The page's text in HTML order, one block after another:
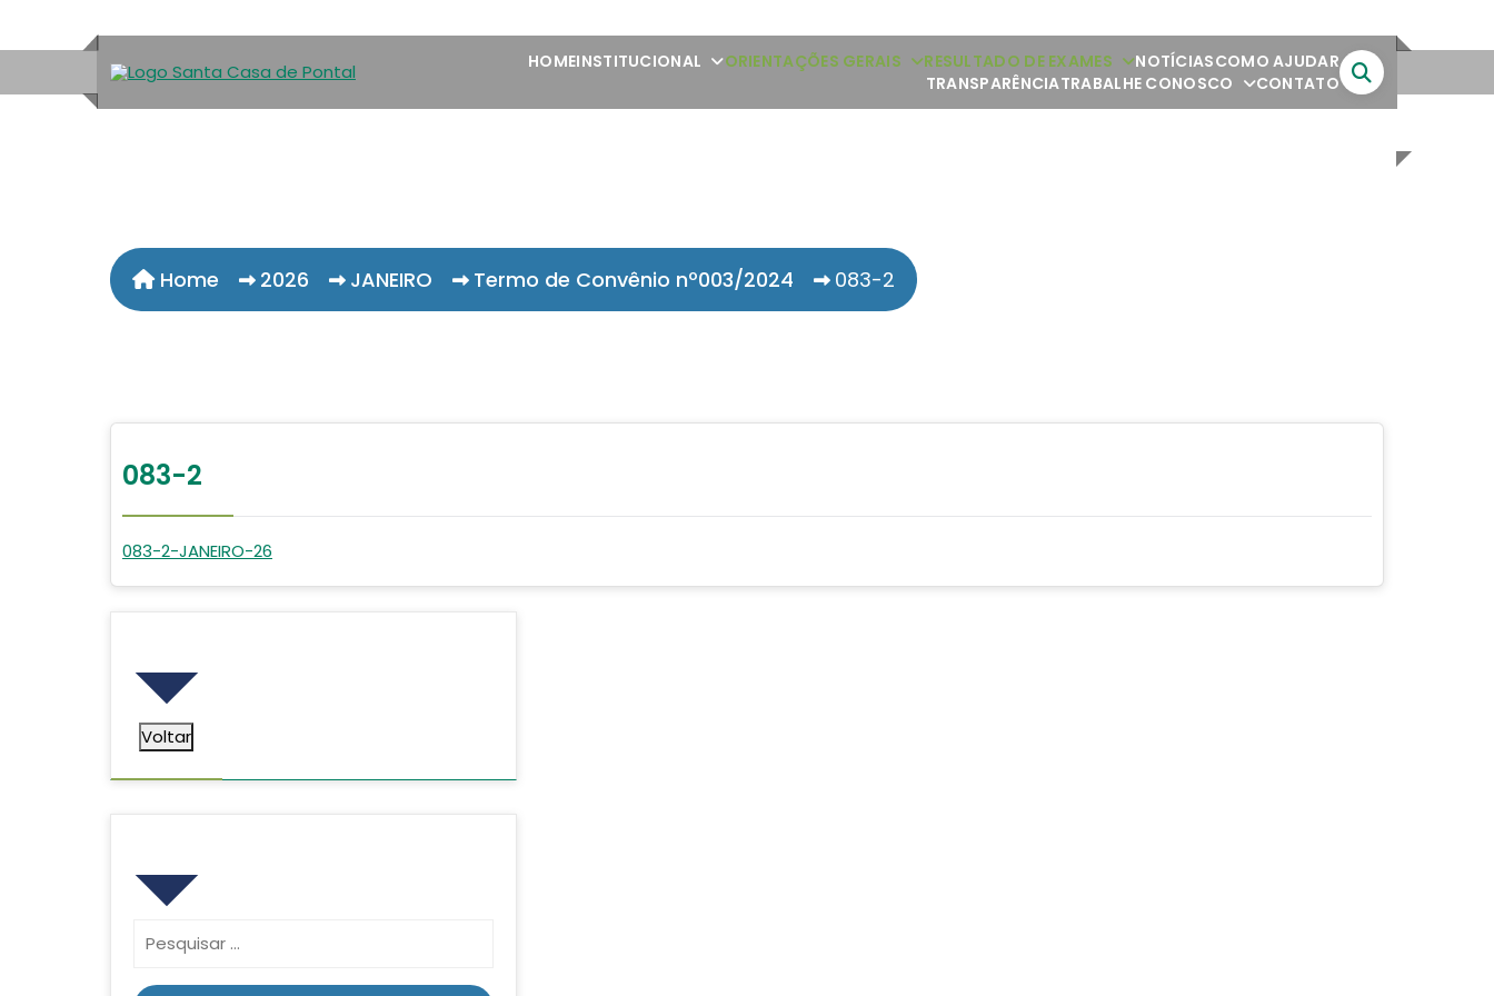
HOMEINSTITUCIONAL ORIENTAÇÕES GERAIS RESULTADO DE EXAMES NOTÍCIASCOMO AJUDAR
TRANSPARÊNCIATRABALHE CONOSCO CONTATO
Home 2026 JANEIRO Termo de Convênio nº003/2024 083-2
083-2
083-2-JANEIRO-26
Voltar